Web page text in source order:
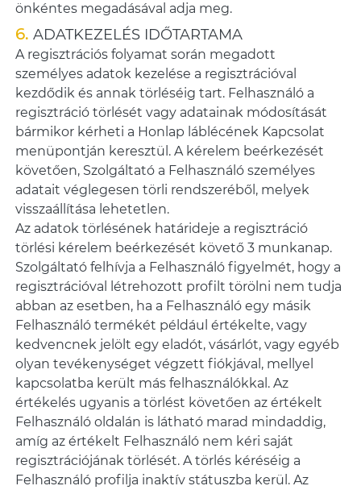
önkéntes megadásával adja meg.
ADATKEZELÉS IDŐTARTAMA
A regisztrációs folyamat során megadott
személyes adatok kezelése a regisztrációval
kezdődik és annak törléséig tart. Felhasználó a
regisztráció törlését vagy adatainak módosítását
bármikor kérheti a Honlap láblécének Kapcsolat
menüpontján keresztül. A kérelem beérkezését
követően, Szolgáltató a Felhasználó személyes
adatait véglegesen törli rendszeréből, melyek
visszaállítása lehetetlen.
Az adatok törlésének határideje a regisztráció
törlési kérelem beérkezését követő 3 munkanap.
Szolgáltató felhívja a Felhasználó figyelmét, hogy a
regisztrációval létrehozott profilt törölni nem tudja
abban az esetben, ha a Felhasználó egy másik
Felhasználó termékét például értékelte, vagy
kedvencnek jelölt egy eladót, vásárlót, vagy egyéb
olyan tevékenységet végzett fiókjával, mellyel
kapcsolatba került más felhasználókkal. Az
értékelés ugyanis a törlést követően az értékelt
Felhasználó oldalán is látható marad mindaddig,
amíg az értékelt Felhasználó nem kéri saját
regisztrációjának törlését. A törlés kéréséig a
Felhasználó profilja inaktív státuszba kerül. Az